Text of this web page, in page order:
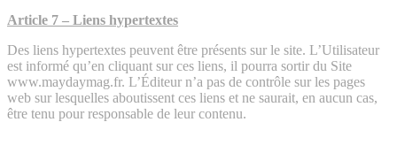
Article 7 – Liens hypertextes
Des liens hypertextes peuvent être présents sur le site. L’Utilisateur
est informé qu’en cliquant sur ces liens, il pourra sortir du Site
www.maydaymag.fr. L’Éditeur n’a pas de contrôle sur les pages
web sur lesquelles aboutissent ces liens et ne saurait, en aucun cas,
être tenu pour responsable de leur contenu.